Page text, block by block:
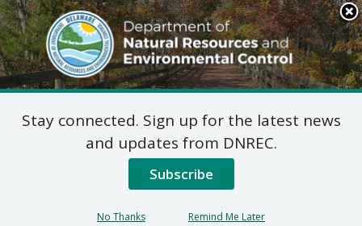
Search
This
Site
DNREC Menu
7 DE Código de Admin.
1102 Solicitud de
Permiso Temporal
Stay connected. Sign up for the latest news
and updates from DNREC.
Subscribe
No Thanks Remind Me Later